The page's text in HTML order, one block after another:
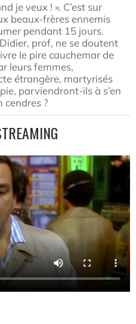
je veux ! ». C’est sur
beaux-frères ennemis
pendant 15 jours.
prof, ne se doutent
le pire cauchemar de
leurs femmes,
étrangère, martyrisés
parviendront-ils à s’en
cendres ?